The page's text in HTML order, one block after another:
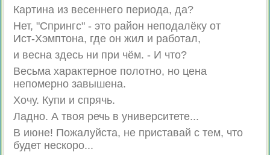
Картина из весеннего периода, да?
Нет, "Спрингс" - это район неподалёку от
Ист-Хэмптона, где он жил и работал,
и весна здесь ни при чём. - И что?
Весьма характерное полотно, но цена
непомерно завышена.
Хочу. Купи и спрячь.
Ладно. А твоя речь в университете...
В июне! Пожалуйста, не приставай с тем, что
будет нескоро...